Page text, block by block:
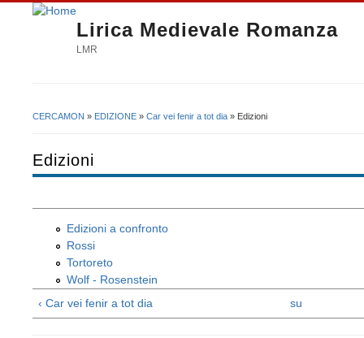
Lirica Medievale Romanza
LMR
CERCAMON » EDIZIONE » Car vei fenir a tot dia » Edizioni
Edizioni
Edizioni a confronto
Rossi
Tortoreto
Wolf - Rosenstein
‹ Car vei fenir a tot dia
su